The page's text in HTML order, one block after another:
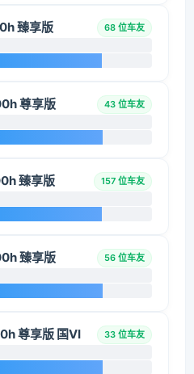
臻享版 68 位车友
尊享版 43 位车友
臻享版 157 位车友
臻享版 56 位车友
尊享版 国VI 33 位车友